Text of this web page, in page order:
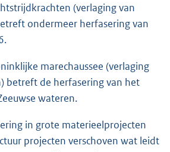
(verlaging van
ondermeer herfasering van
marechaussee (verlaging
betreft de herfasering van het
wateren.
in grote materieelprojecten
projecten verschoven wat leidt